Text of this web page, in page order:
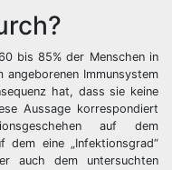
bis 85% der Menschen in
Immunsystem
hat, dass sie keine
Aussage korrespondiert
auf dem
dem eine „Infektionsgrad“
auch dem untersuchten